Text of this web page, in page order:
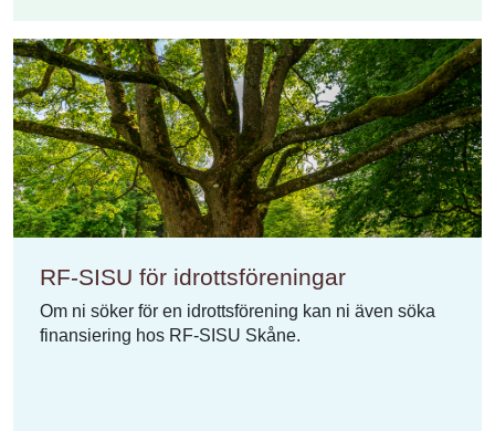
RF-SISU för idrottsföreningar
Om ni söker för en idrottsförening kan ni även söka
finansiering hos RF-SISU Skåne.